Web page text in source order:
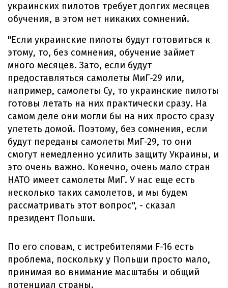
украинских пилотов требует долгих месяцев
обучения, в этом нет никаких сомнений.
"Если украинские пилоты будут готовиться к
этому, то, без сомнения, обучение займет
много месяцев. Зато, если будут
предоставляться самолеты МиГ-29 или,
например, самолеты Су, то украинские пилоты
готовы летать на них практически сразу. На
самом деле они могли бы на них просто сразу
улететь домой. Поэтому, без сомнения, если
будут переданы самолеты МиГ-29, то они
смогут немедленно усилить защиту Украины, и
это очень важно. Конечно, очень мало стран
НАТО имеет самолеты МиГ. У нас еще есть
несколько таких самолетов, и мы будем
рассматривать этот вопрос", - сказал
президент Польши.
По его словам, с истребителями F-16 есть
проблема, поскольку у Польши просто мало,
принимая во внимание масштабы и общий
потенциал страны.